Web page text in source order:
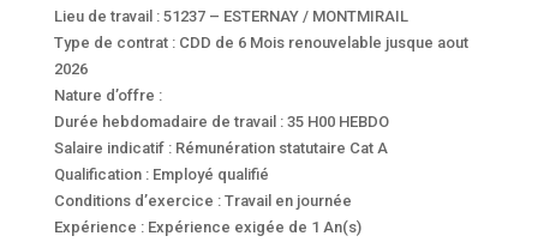
Lieu de travail : 51237 – ESTERNAY / MONTMIRAIL
Type de contrat : CDD de 6 Mois renouvelable jusque aout
2026
Nature d’offre :
Durée hebdomadaire de travail : 35 H00 HEBDO
Salaire indicatif : Rémunération statutaire Cat A
Qualification : Employé qualifié
Conditions d’exercice : Travail en journée
Expérience : Expérience exigée de 1 An(s)